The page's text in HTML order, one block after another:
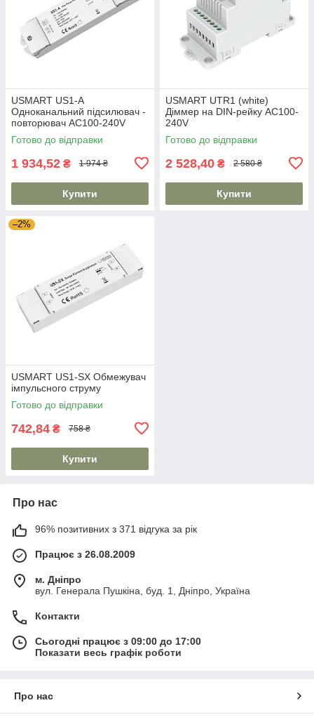
USMART US1-A
Одноканальний підсилювач -
повторювач AC100-240V
Готово до відправки
1 934,52 ₴ 1 974 ₴
Купити
USMART UTR1 (white)
Діммер на DIN-рейку AC100-
240V
Готово до відправки
2 528,40 ₴ 2 580 ₴
Купити
–2%
USMART US1-SX Обмежувач
імпульсного струму
Готово до відправки
742,84 ₴ 758 ₴
Купити
Про нас
96% позитивних з 371 відгука за рік
Працює з 26.08.2009
м. Дніпро
вул. Генерала Пушкіна, буд. 1, Дніпро, Україна
Контакти
Сьогодні працює з 09:00 до 17:00
Показати весь графік роботи
Про нас